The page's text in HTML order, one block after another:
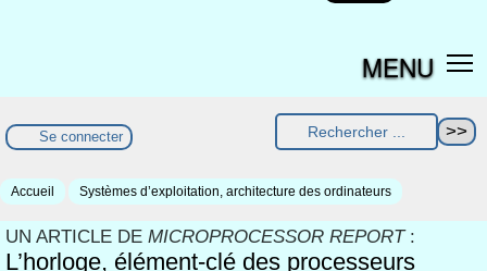
MENU
Se connecter
Accueil Systèmes d’exploitation, architecture des ordinateurs
UN ARTICLE DE MICROPROCESSOR REPORT:
L’horloge, élément-clé des processeurs